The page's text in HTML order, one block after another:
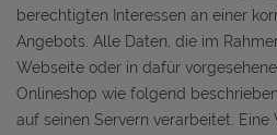
berechtigten Interessen an einer
Angebots. Alle Daten, die im
Webseite oder in dafür
Onlineshop wie folgend
auf seinen Servern verarbeitet.